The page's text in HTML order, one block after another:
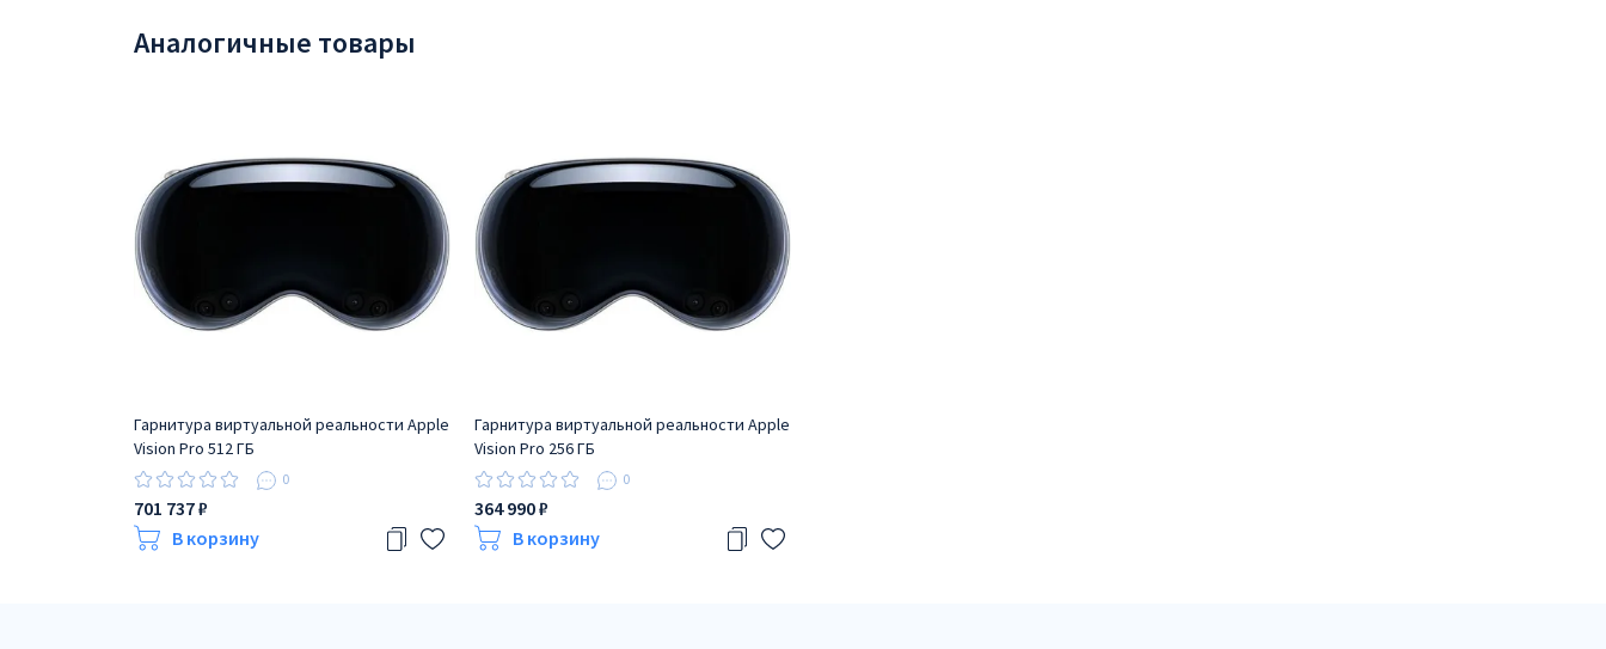
Аналогичные товары
Гарнитура виртуальной реальности Apple
Vision Pro 512 ГБ
0
701 737 ₽
В корзину
Гарнитура виртуальной реальности Apple
Vision Pro 256 ГБ
0
364 990 ₽
В корзину